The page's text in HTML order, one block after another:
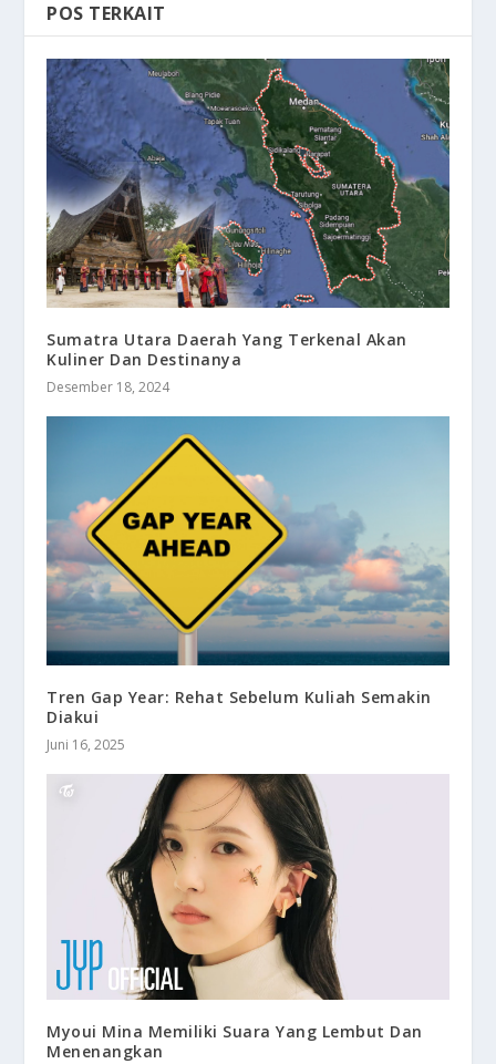
POS TERKAIT
Sumatra Utara Daerah Yang Terkenal Akan
Kuliner Dan Destinanya
Desember 18, 2024
Tren Gap Year: Rehat Sebelum Kuliah Semakin
Diakui
Juni 16, 2025
Myoui Mina Memiliki Suara Yang Lembut Dan
Menenangkan